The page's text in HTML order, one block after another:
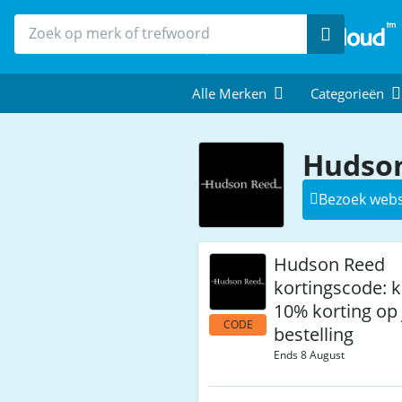
Zoek
Alle Merken Categorieën
Bezoek
CODE
Hudson Reed
kortingscode:
10% korting op
bestelling
Ends 8 August